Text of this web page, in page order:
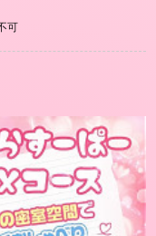
可